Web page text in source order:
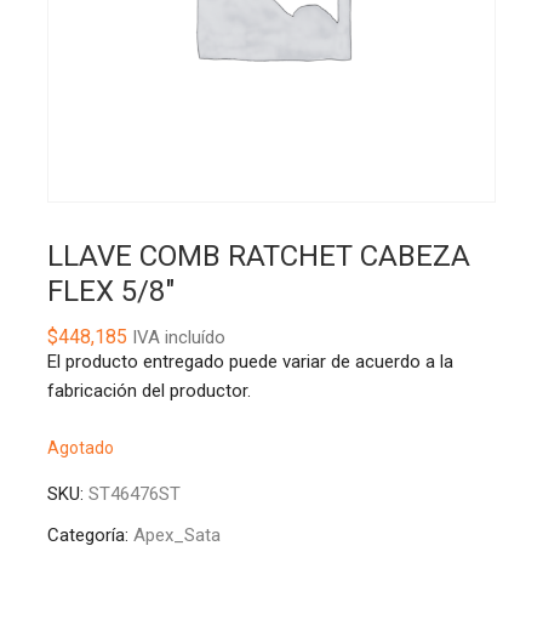
LLAVE COMB RATCHET CABEZA
FLEX 5/8″
$448,185 IVA incluído
El producto entregado puede variar de acuerdo a la
fabricación del productor.
Agotado
SKU: ST46476ST
Categoría: Apex_Sata